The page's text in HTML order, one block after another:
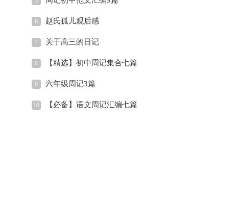
6 赵氏孤儿观后感
7 关于高三的日记
8 【精选】初中周记集合七篇
9 六年级周记3篇
10 【必备】语文周记汇编七篇